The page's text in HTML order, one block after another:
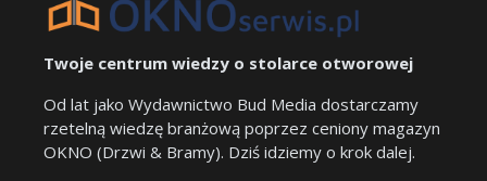
Twoje centrum wiedzy o stolarce otworowej
Od lat jako Wydawnictwo Bud Media dostarczamy
rzetelną wiedzę branżową poprzez ceniony magazyn
OKNO (Drzwi & Bramy). Dziś idziemy o krok dalej.